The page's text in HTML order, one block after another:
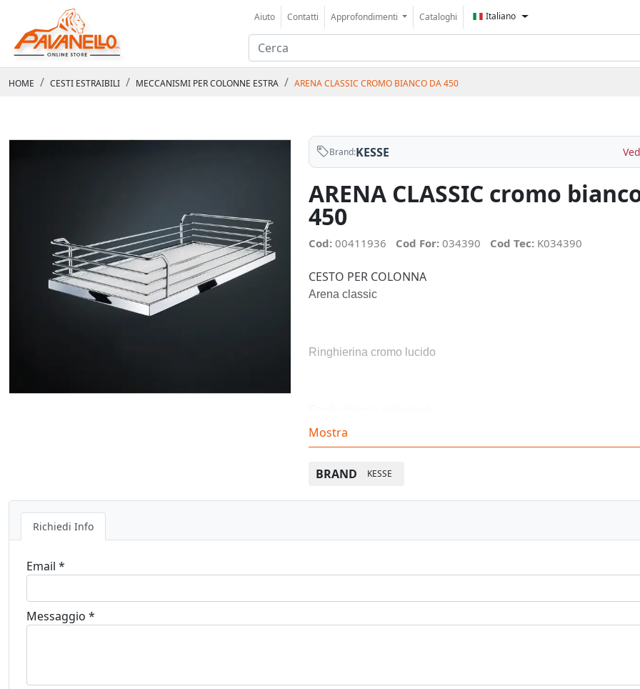
Aiuto Contatti Approfondimenti Cataloghi Italiano
HOME CESTI ESTRAIBILI MECCANISMI PER COLONNE ESTRA ARENA CLASSIC CROMO BIANCO DA 450
Brand:KESSE
ARENA CLASSIC cromo
450
Cod: 00411936 Cod For: 034390 Cod Tec: K034390
CESTO PER COLONNA
Arena classic
Ringhierina cromo lucido
Confezione: 1 pz.
Mostra
BRAND KESSE
Richiedi Info
Email *
Messaggio *